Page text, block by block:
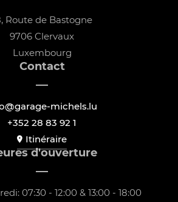
Route de Bastogne
9706 Clervaux
Luxembourg
Contact
michels.lu
+352 28 83 92 1
Itinéraire
d'ouverture
07:30 - 12:00 & 13:00 - 18:00